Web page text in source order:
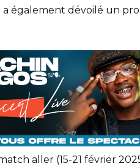
également dévoilé un
aller (15-21 février